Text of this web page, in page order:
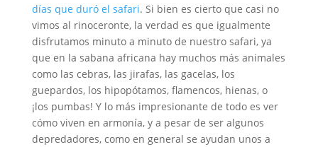
días que duró el safari. Si bien es cierto que casi no
vimos al rinoceronte, la verdad es que igualmente
disfrutamos minuto a minuto de nuestro safari, ya
que en la sabana africana hay muchos más animales
como las cebras, las jirafas, las gacelas, los
guepardos, los hipopótamos, flamencos, hienas, o
¡los pumbas! Y lo más impresionante de todo es ver
cómo viven en armonía, y a pesar de ser algunos
depredadores, como en general se ayudan unos a